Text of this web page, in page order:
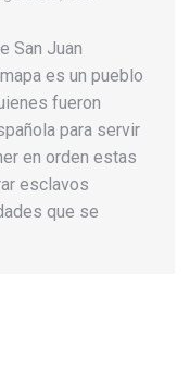
San Juan
es un pueblo
fueron
para servir
en orden estas
esclavos
que se